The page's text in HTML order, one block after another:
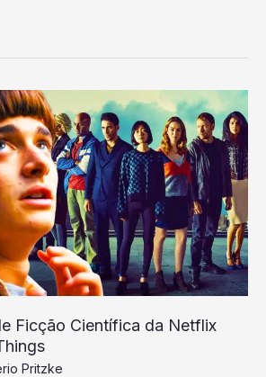
Ficção Científica da Netflix
Pritzke